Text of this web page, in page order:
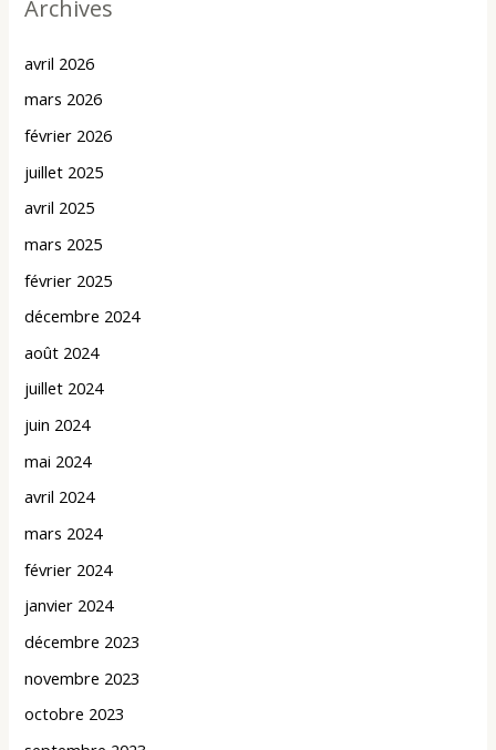
Archives
avril 2026
mars 2026
février 2026
juillet 2025
avril 2025
mars 2025
février 2025
décembre 2024
août 2024
juillet 2024
juin 2024
mai 2024
avril 2024
mars 2024
février 2024
janvier 2024
décembre 2023
novembre 2023
octobre 2023